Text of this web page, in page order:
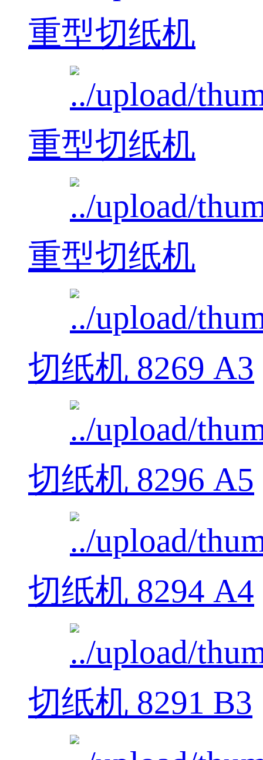
重型切纸机
重型切纸机
重型切纸机
切纸机 8269 A3
切纸机 8296 A5
切纸机 8294 A4
切纸机 8291 B3